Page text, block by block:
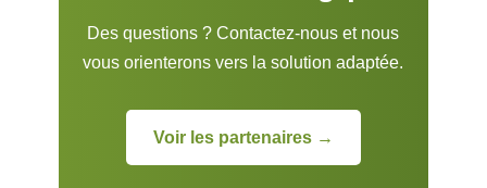
Des questions ? Contactez‑nous et nous
vous orienterons vers la solution adaptée.
Voir les partenaires →